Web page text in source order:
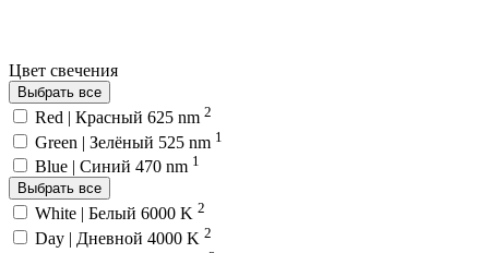
Цвет свечения
Выбрать все
Red | Красный 625 nm 2
Green | Зелёный 525 nm 1
Blue | Синий 470 nm 1
Выбрать все
White | Белый 6000 K 2
Day | Дневной 4000 K 2